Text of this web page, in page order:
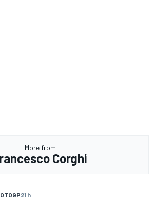
More from
Corghi
21 h